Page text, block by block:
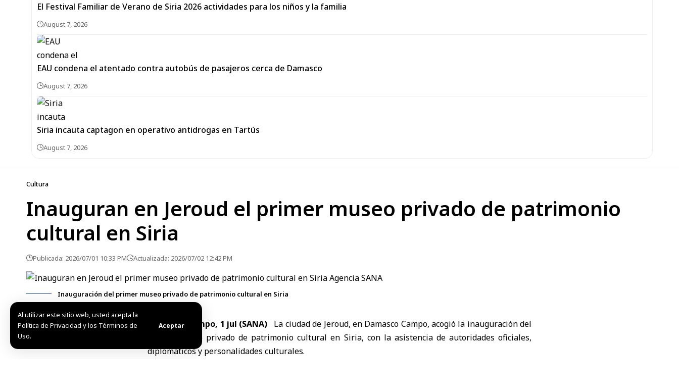
Al utilizar este sitio web, usted acepta la
Política de Privacidad y los Términos de
Uso.
Aceptar
El Festival Familiar de Verano de Siria 2026 actividades para los niños y la familia
August 7, 2026
EAU condena el atentado contra autobús de pasajeros cerca de Damasco
August 7, 2026
Siria incauta captagon en operativo antidrogas en Tartús
August 7, 2026
Cultura
Inauguran en Jeroud el primer museo privado de patrimonio
cultural en Siria
Publicada: 2026/07/01 10:33 PM Actualizada: 2026/07/02 12:42 PM
Inauguración del primer museo privado de patrimonio cultural en Siria
Damasco Campo, 1 jul (SANA) La ciudad de Jeroud, en Damasco Campo, acogió la inauguración del
primer museo privado de patrimonio cultural en Siria, con la asistencia de autoridades oficiales,
diplomáticos y personalidades culturales.